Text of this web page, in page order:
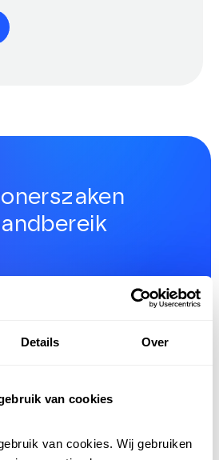
Details Over
van cookies
van cookies. Wij gebruiken